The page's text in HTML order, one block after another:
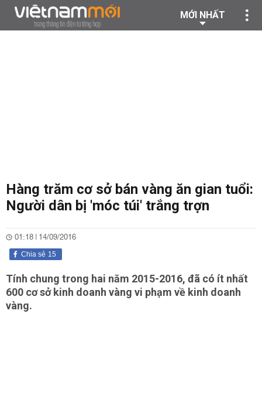
MỚI NHẤT
Hàng trăm cơ sở bán vàng ăn gian tuổi:
Người dân bị 'móc túi' trắng trợn
01:18 | 14/09/2016
15
Chia sẻ
Tính chung trong hai năm 2015-2016, đã có ít nhất
600 cơ sở kinh doanh vàng vi phạm về kinh doanh
vàng.